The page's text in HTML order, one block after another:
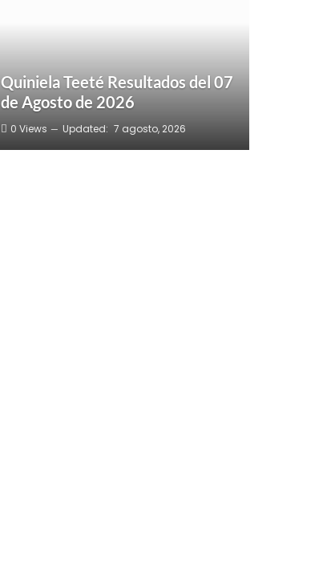
Quiniela Teeté Resultados del 07
de Agosto de 2026
0 Views Updated: 7 agosto, 2026